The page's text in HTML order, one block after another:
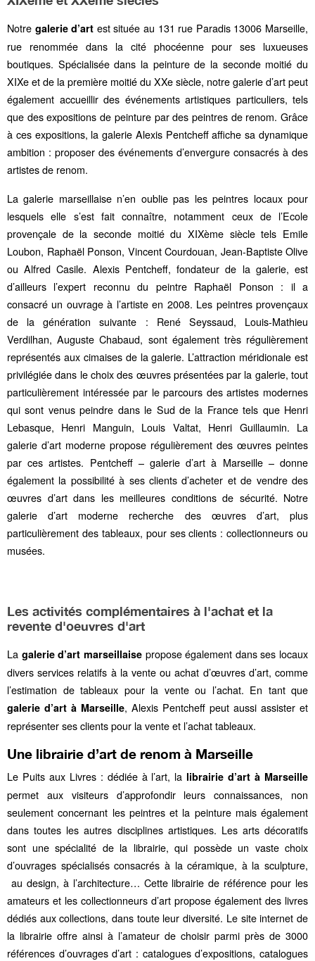
Notre galerie d’art est située au 131 rue Paradis 13006 Marseille,
rue renommée dans la cité phocéenne pour ses luxueuses
boutiques. Spécialisée dans la peinture de la seconde moitié du
XIXe et de la première moitié du XXe siècle, notre galerie d’art peut
également accueillir des événements artistiques particuliers, tels
que des expositions de peinture par des peintres de renom. Grâce
à ces expositions, la galerie Alexis Pentcheff affiche sa dynamique
ambition : proposer des événements d’envergure consacrés à des
artistes de renom.
La galerie marseillaise n’en oublie pas les peintres locaux pour
lesquels elle s’est fait connaître, notamment ceux de l’Ecole
provençale de la seconde moitié du XIXème siècle tels Emile
Loubon, Raphaël Ponson, Vincent Courdouan, Jean-Baptiste Olive
ouAlfred Casile. Alexis Pentcheff, fondateur de la galerie, est
d’ailleurs l’expert reconnu du peintre Raphaël Ponson : il a
consacré un ouvrage à l’artiste en 2008. Les peintres provençaux
de la génération suivante : René Seyssaud, Louis-Mathieu
Verdilhan,Auguste Chabaud, sont également très régulièrement
représentés aux cimaises de la galerie. L’attraction méridionale est
privilégiée dans le choix des œuvres présentées par la galerie, tout
particulièrement intéressée par le parcours des artistes modernes
qui sont venus peindre dans le Sud de la France tels que Henri
Lebasque, Henri Manguin, Louis Valtat, Henri Guillaumin. La
galerie d’art moderne propose régulièrement des œuvres peintes
par ces artistes. Pentcheff – galerie d’art à Marseille – donne
également la possibilité à ses clients d’acheter et de vendre des
œuvres d’art dans les meilleures conditions de sécurité. Notre
galerie d’art moderne recherche des œuvres d’art, plus
particulièrement des tableaux, pour ses clients : collectionneurs ou
musées.
Les activités complémentaires à l'achat et la
revente d'oeuvres d'art
La galerie d’art marseillaisepropose également dans ses locaux
divers services relatifs à la vente ou achat d’œuvres d’art, comme
l’estimation de tableaux pour la vente ou l’achat. En tant que
galerie d’art à Marseille, Alexis Pentcheff peut aussi assister et
représenter ses clients pour la vente et l’achat tableaux.
Une librairie d’art de renom à Marseille
Le Puits aux Livres : dédiée à l’art, la librairie d’art à Marseille
permet aux visiteurs d’approfondir leurs connaissances, non
seulement concernant les peintres et la peinture mais également
dans toutes les autres disciplines artistiques. Les arts décoratifs
sont une spécialité de la librairie, qui possède un vaste choix
d’ouvrages spécialisés consacrés à la céramique, à la sculpture,
au design, à l’architecture… Cette librairie de référence pour les
amateurs et les collectionneurs d’art propose également des livres
dédiés aux collections, dans toute leur diversité. Le site internet de
la librairie offre ainsi à l’amateur de choisir parmi près de 3000
références d’ouvrages d’art : catalogues d’expositions, catalogues